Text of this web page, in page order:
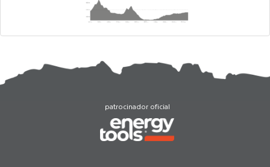
patrocinador oficial